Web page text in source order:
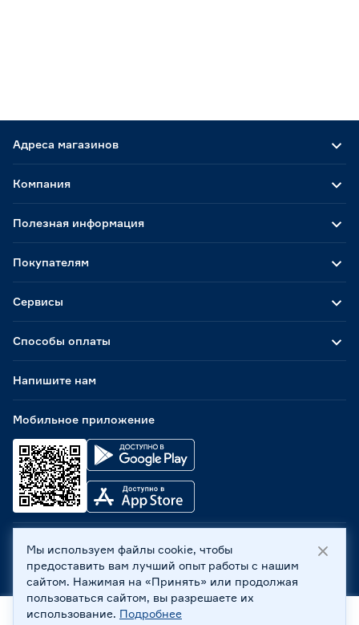
Адреса магазинов
Способы оплаты
Мобильное приложение
Компания
Полезная информация
Покупателям
Сервисы
Напишите нам
ООО «Бауцентр Рус» 2004 -2026, 236029, г. Калининград,
ул. А.Невского, 205. ИНН 7702596813, КПП 390601001 ©
Все права защищены
Политика обработки персональных данных
Правовая информация
Мы используем файлы cookie, чтобы
предоставить вам лучший опыт работы с нашим
сайтом. Нажимая на «Принять» или продолжая
пользоваться сайтом, вы разрешаете их
использование. Подробнее